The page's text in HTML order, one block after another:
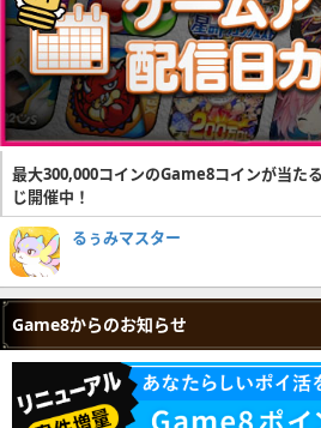
最大300,000コインのGame8コインが当た
じ開催中！
るぅみマスター
Game8からのお知らせ